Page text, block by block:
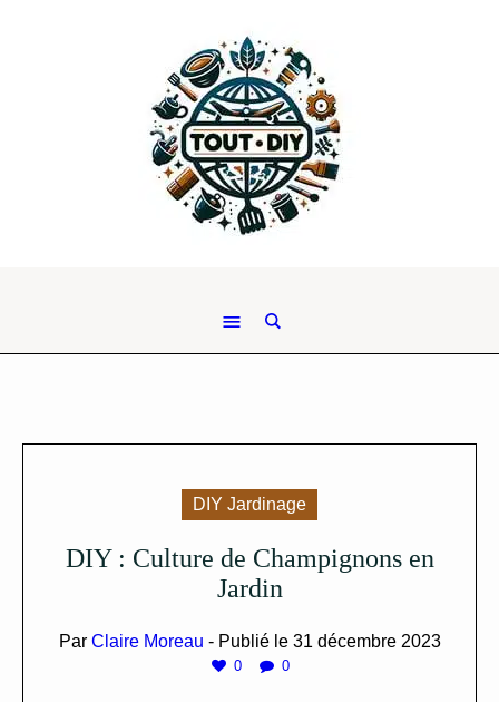
DIY Jardinage
DIY : Culture de Champignons en
Jardin
Par Claire Moreau - Publié le 31 décembre 2023
0 0